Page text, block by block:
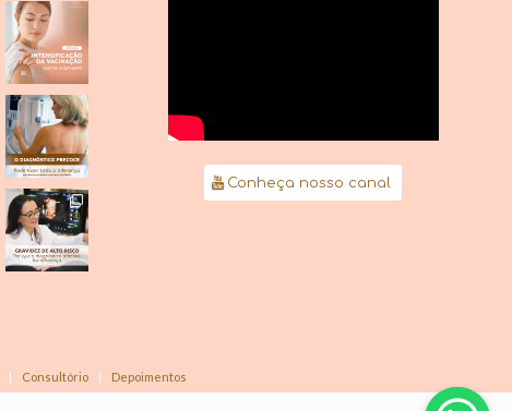
Conheça nosso canal
Consultório Depoimentos